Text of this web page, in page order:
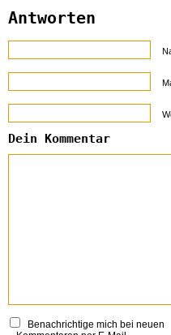
Antworten
Dein Kommentar
Benachrichtige mich bei neuen